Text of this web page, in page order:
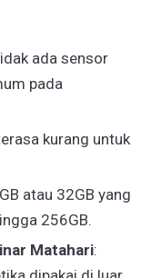
ada sensor
pada
kurang untuk
atau 32GB yang
256GB.
Matahari: